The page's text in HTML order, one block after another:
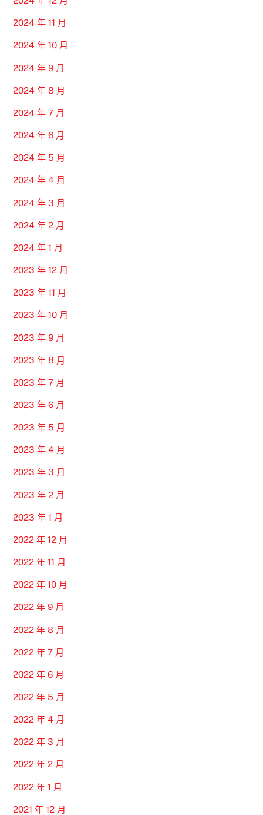
2024 年 11 月
2024 年 10 月
2024 年 9 月
2024 年 8 月
2024 年 7 月
2024 年 6 月
2024 年 5 月
2024 年 4 月
2024 年 3 月
2024 年 2 月
2024 年 1 月
2023 年 12 月
2023 年 11 月
2023 年 10 月
2023 年 9 月
2023 年 8 月
2023 年 7 月
2023 年 6 月
2023 年 5 月
2023 年 4 月
2023 年 3 月
2023 年 2 月
2023 年 1 月
2022 年 12 月
2022 年 11 月
2022 年 10 月
2022 年 9 月
2022 年 8 月
2022 年 7 月
2022 年 6 月
2022 年 5 月
2022 年 4 月
2022 年 3 月
2022 年 2 月
2022 年 1 月
2021 年 12 月